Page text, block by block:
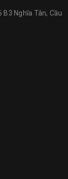
Nghĩa Tân, Cầu